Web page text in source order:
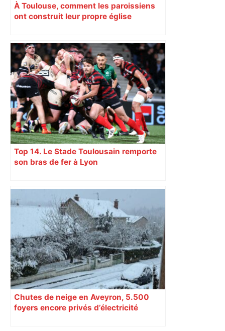
À Toulouse, comment les paroissiens
ont construit leur propre église
Top 14. Le Stade Toulousain remporte
son bras de fer à Lyon
Chutes de neige en Aveyron, 5.500
foyers encore privés d’électricité